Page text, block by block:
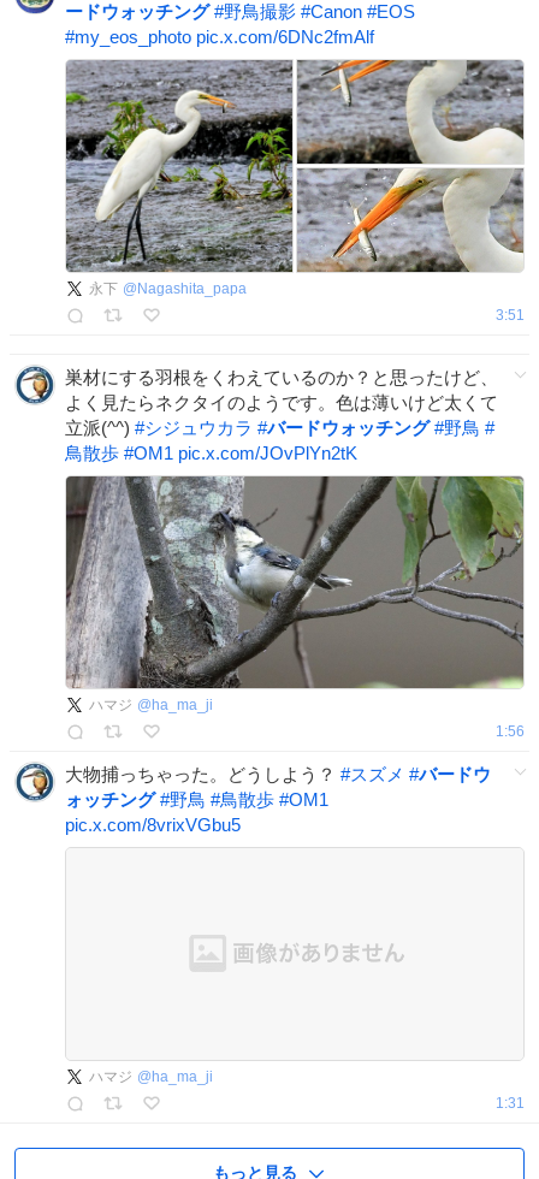
ードウォッチング #野鳥撮影 #Canon #EOS
#my_eos_photo pic.x.com/6DNc2fmAlf
永下 @ Nagashita_papa
3:51
巣材にする羽根をくわえているのか？と思ったけど、
よく見たらネクタイのようです。色は薄いけど太くて
立派(^^) #シジュウカラ #バードウォッチング #野鳥 #
鳥散歩 #OM1 pic.x.com/JOvPlYn2tK
ハマジ @ ha_ma_ji
1:56
大物捕っちゃった。どうしよう？ #スズメ #バードウ
ォッチング #野鳥 #鳥散歩 #OM1
pic.x.com/8vrixVGbu5
ハマジ @ ha_ma_ji
1:31
もっと見る